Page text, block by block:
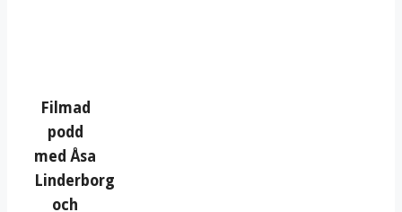
Filmad
podd
med Åsa
Linderborg
och